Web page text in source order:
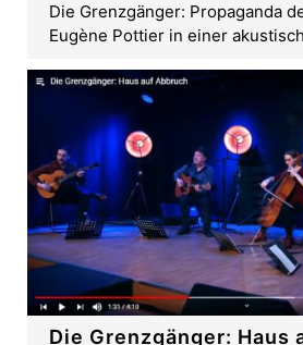
Die Grenzgänger: Propaganda
Eugène Pottier in einer
Die Grenzgänger: Haus